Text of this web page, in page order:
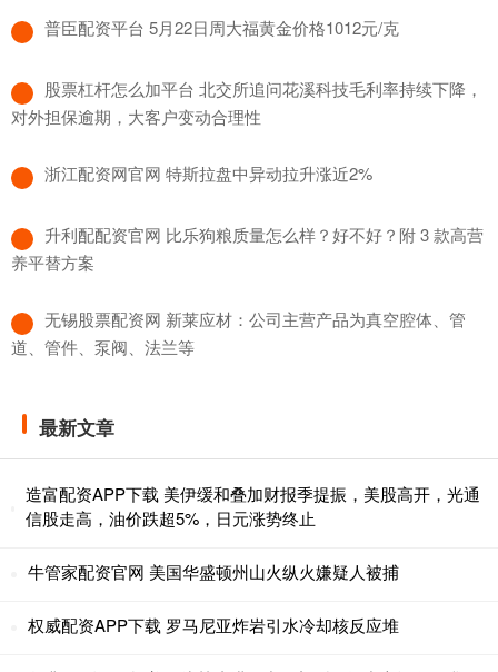
​普臣配资平台 5月22日周大福黄金价格1012元/克
​股票杠杆怎么加平台 北交所追问花溪科技毛利率持续下降，
对外担保逾期，大客户变动合理性
​浙江配资网官网 特斯拉盘中异动拉升涨近2%
​升利配配资官网 比乐狗粮质量怎么样？好不好？附 3 款高营
养平替方案
​无锡股票配资网 新莱应材：公司主营产品为真空腔体、管
道、管件、泵阀、法兰等
最新文章
造富配资APP下载 美伊缓和叠加财报季提振，美股高开，光通
信股走高，油价跌超5%，日元涨势终止
牛管家配资官网 美国华盛顿州山火纵火嫌疑人被捕
权威配资APP下载 罗马尼亚炸岩引水冷却核反应堆